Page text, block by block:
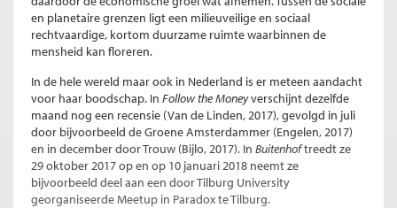
en planetaire grenzen ligt een milieuveilige en sociaal
rechtvaardige, kortom duurzame ruimte waarbinnen de
mensheid kan floreren.
In de hele wereld maar ook in Nederland is er meteen aandacht
voor haar boodschap. In Follow the Moneyverschijnt dezelfde
maand nog een recensie (Van de Linden, 2017), gevolgd in juli
door bijvoorbeeld de Groene Amsterdammer (Engelen, 2017)
en in december door Trouw (Bijlo, 2017). In Buitenhoftreedt ze
29 oktober 2017 op en op 10 januari 2018 neemt ze
bijvoorbeeld deel aan een door Tilburg University
georganiseerde Meetup in Paradox te Tilburg.